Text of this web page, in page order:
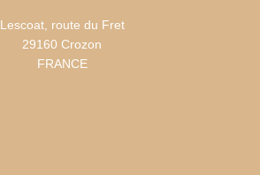
Lescoat, route du Fret
29160 Crozon
FRANCE